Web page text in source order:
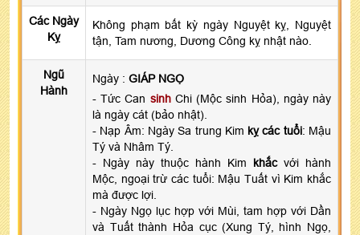
Các Ngày
Kỵ
Không phạm bất kỳ ngày Nguyệt kỵ, Nguyệt
tận, Tam nương, Dương Công kỵ nhật nào.
Ngũ
Hành
Ngày : GIÁP NGỌ
- Tức Can sinhChi (Mộc sinh Hỏa), ngày này
là ngày cát (bảo nhật).
- Nạp Âm: Ngày Sa trung Kim kỵ các tuổi: Mậu
Tý và Nhâm Tý.
- Ngày này thuộc hành Kim khắcvới hành
Mộc, ngoại trừ các tuổi: Mậu Tuất vì Kim khắc
mà được lợi.
- Ngày Ngọ lục hợp với Mùi, tam hợp với Dần
và Tuất thành Hỏa cục (Xung Tý, hình Ngọ,